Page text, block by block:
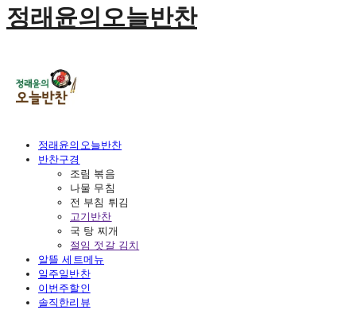
정래윤의오늘반찬
정래윤의오늘반찬
반찬구경
조림 볶음
나물 무침
전 부침 튀김
고기반찬
국 탕 찌개
절임 젓갈 김치
알뜰 세트메뉴
일주일반찬
이번주할인
솔직한리뷰